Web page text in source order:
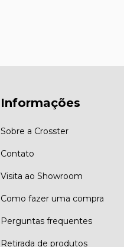
Informações
Sobre a Crosster
Contato
Visita ao Showroom
Como fazer uma compra
Perguntas frequentes
Retirada de produtos